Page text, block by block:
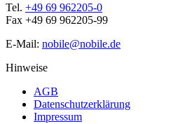
Tel. +49 69 962205-0
Fax +49 69 962205-99
E-Mail: nobile@nobile.de
Hinweise
AGB
Datenschutzerklärung
Impressum